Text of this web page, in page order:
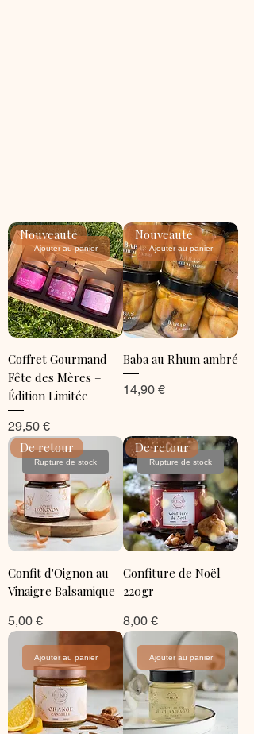
Ajouter au panier
Nouveauté
Coffret Gourmand
Fête des Mères –
Édition Limitée
Prix
29,50 €
Ajouter au panier
Nouveauté
Baba au Rhum ambré
Prix
14,90 €
Rupture de stock
De retour
Confit d'Oignon au
Vinaigre Balsamique
Prix
5,00 €
Rupture de stock
De retour
Confiture de Noël
220gr
Prix
8,00 €
Ajouter au panier Ajouter au panier